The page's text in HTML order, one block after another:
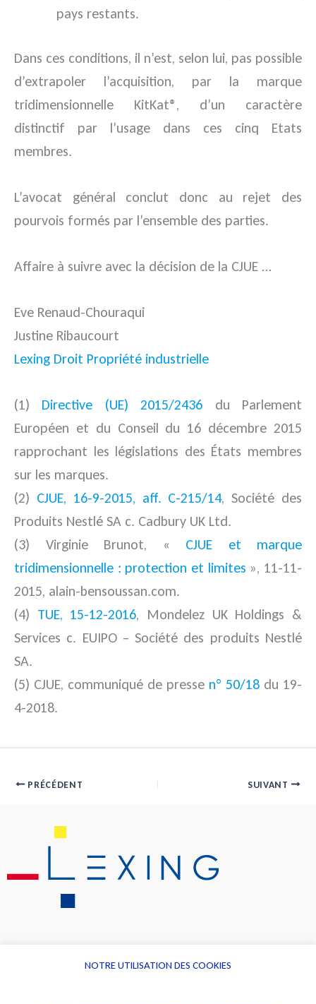
pays restants.
Dans ces conditions, il n’est, selon lui, pas possible
d’extrapoler l’acquisition, par la marque
tridimensionnelle KitKat®, d’un caractère
distinctif par l’usage dans ces cinq Etats
membres.
L’avocat général conclut donc au rejet des
pourvois formés par l’ensemble des parties.
Affaire à suivre avec la décision de la CJUE …
Eve Renaud-Chouraqui
Justine Ribaucourt
Lexing Droit Propriété industrielle
(1) Directive (UE) 2015/2436 du Parlement
Européen et du Conseil du 16 décembre 2015
rapprochant les législations des États membres
sur les marques.
(2) CJUE, 16-9-2015, aff. C-215/14, Société des
Produits Nestlé SA c. Cadbury UK Ltd.
(3) Virginie Brunot, « CJUE et marque
tridimensionnelle : protection et limites », 11-11-
2015, alain-bensoussan.com.
(4) TUE, 15-12-2016, Mondelez UK Holdings &
Services c. EUIPO – Société des produits Nestlé
SA.
(5) CJUE, communiqué de presse n° 50/18 du 19-
4-2018.
PRÉCÉDENT SUIVANT
NOTRE UTILISATION DES COOKIES